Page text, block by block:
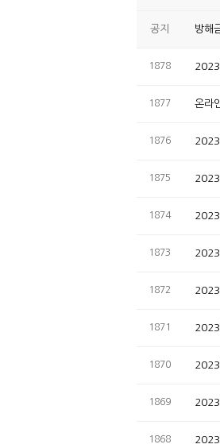
공지 방해
1878 2023
1877 온라
1876
1875 2023
1874 2023
1873 2023
1872 2023
1871 2023
1870 2023
1869 2023
1868 2023